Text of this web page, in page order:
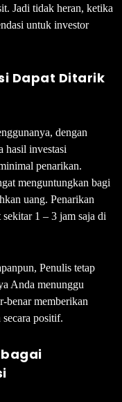
Jadi tidak heran, ketika
untuk investor
Dapat Ditarik
dengan
hasil investasi
penarikan.
menguntungkan bagi
uang. Penarikan
1 – 3 jam saja di
Penulis tetap
Anda menunggu
benar memberikan
positif.